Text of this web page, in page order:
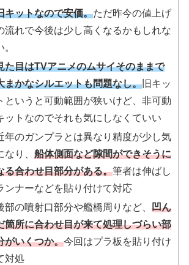
キットなので安価。ただ昨今の値上げ
流れで今後は少し高くなるかもしれな
。
た目はTVアニメのムサイそのままで
まかなシルエットも問題なし。旧キッ
というと可動範囲が狭いけど、非可動
ットなのでそれも気にしなくていい
年のガンプラとは異なり精度が少し気
なり、 船体側面など隙間ができそうに
る合わせ目部分がある。筆者は伸ばし
ンナーなどを貼り付けて対応
部の噴射口部分や艦橋周りなど、 凹ん
箇所に合わせ目が来て処理しづらい部
がいくつか。今回はプラ板を貼り付け
対処